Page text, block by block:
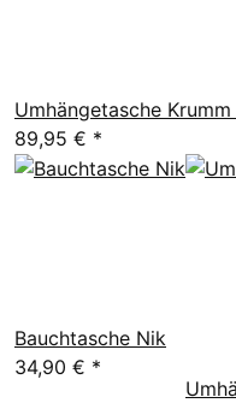
Umhängetasche
89,95 € *
Bauchtasche Nik
34,90 € *